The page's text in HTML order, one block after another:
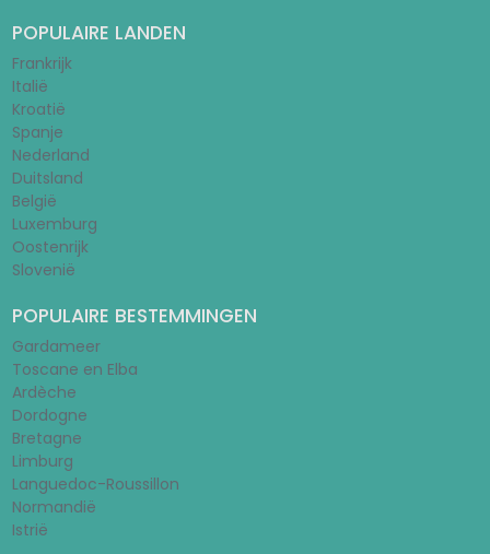
POPULAIRE LANDEN
Frankrijk
Italië
Kroatië
Spanje
Nederland
Duitsland
België
Luxemburg
Oostenrijk
Slovenië
POPULAIRE BESTEMMINGEN
Gardameer
Toscane en Elba
Ardèche
Dordogne
Bretagne
Limburg
Languedoc-Roussillon
Normandië
Istrië